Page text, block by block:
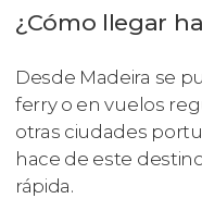
¿Cómo llegar
Desde Madeira se
ferry o en vuelos
otras ciudades
hace de este
rápida.